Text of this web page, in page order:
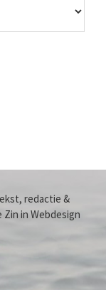
redactie &
Zin in Webdesign